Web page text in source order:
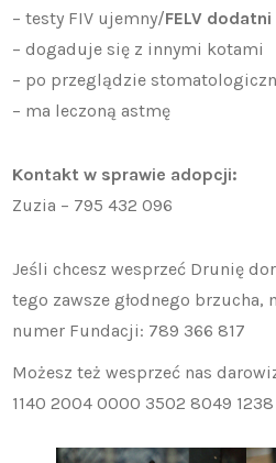
– testy FIV ujemny/FELV dodatni
– dogaduje się z innymi kotami
– po przeglądzie
– ma leczoną astmę
Kontakt w sprawie adopcji:
Zuzia – 795 432 096
Jeśli chcesz wesprzeć Drunię
tego zawsze głodnego brzucha,
numer Fundacji: 789 366 817
Możesz też wesprzeć nas
1140 2004 0000 3502 8049 1238